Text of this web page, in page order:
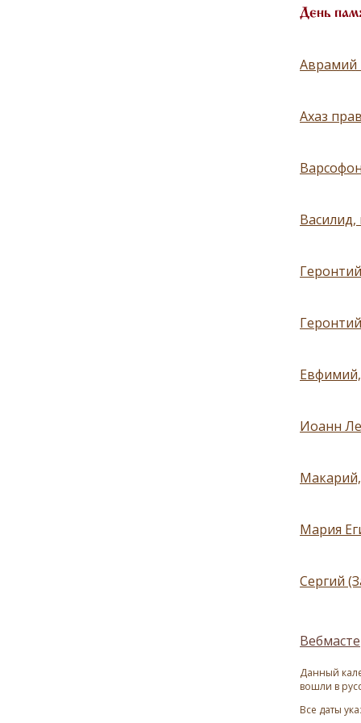
День
Аврамий
Ахаз
Василид,
Иоанн
Мария
Сергий
Данный
вошли в
Все даты